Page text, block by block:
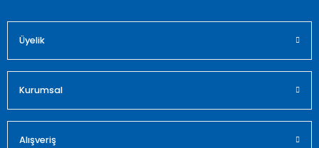
Üyelik
Kurumsal
Alışveriş